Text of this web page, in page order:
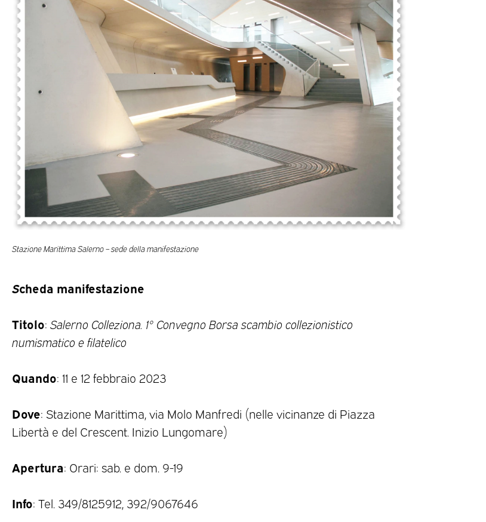
Stazione Marittima Salerno – sede della manifestazione
Scheda manifestazione
Titolo: Salerno Colleziona. 1° Convegno Borsa scambio collezionistico
numismatico e filatelico
Quando: 11 e 12 febbraio 2023
Dove: Stazione Marittima, via Molo Manfredi (nelle vicinanze di Piazza
Libertà e del Crescent. Inizio Lungomare)
Apertura: Orari: sab. e dom. 9-19
Info: Tel. 349/8125912, 392/9067646